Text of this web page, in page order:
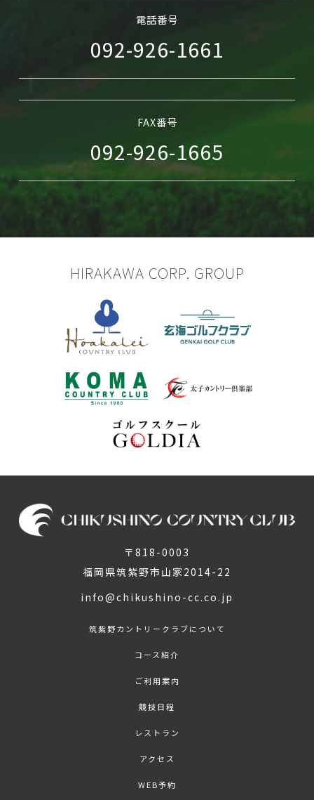
電話番号
092-926-1661
FAX番号
092-926-1665
HIRAKAWA CORP. GROUP
〒818-0003
福岡県筑紫野市山家2014-22
info@chikushino-cc.co.jp
筑紫野カントリークラブについて
コース紹介
ご利用案内
競技日程
レストラン
アクセス
WEB予約